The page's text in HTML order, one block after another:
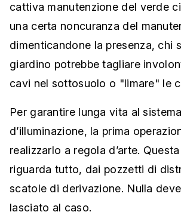
cattiva manutenzione del verde
una certa noncuranza del
dimenticandone la presenza, chi
giardino potrebbe tagliare
cavi nel sottosuolo o "limare" le
Per garantire lunga vita al sistema
d’illuminazione, la prima
realizzarlo a regola d’arte.
riguarda tutto, dai pozzetti di
scatole di derivazione. Nulla
lasciato al caso.